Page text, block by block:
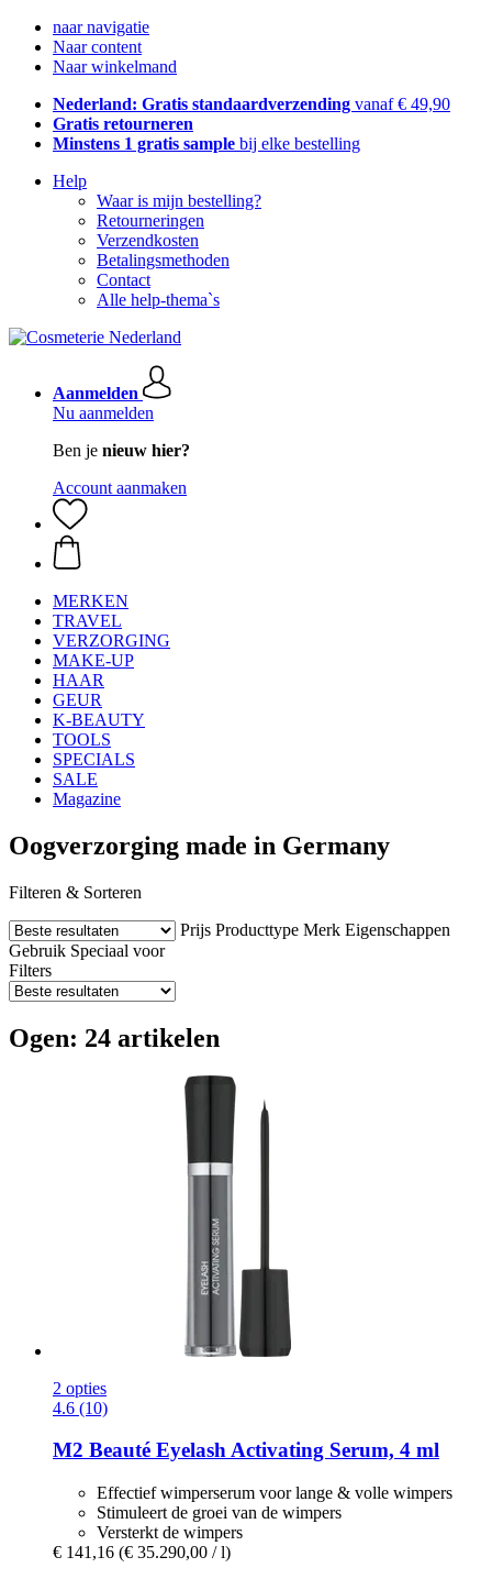
naar navigatie
Naar content
Naar winkelmand
Nederland: Gratis standaardverzending vanaf € 49,90
Gratis retourneren
Minstens 1 gratis sample bij elke bestelling
Help
Waar is mijn bestelling?
Retourneringen
Verzendkosten
Betalingsmethoden
Contact
Alle help-thema`s
Aanmelden
Nu aanmelden
Ben je nieuw hier?
Account aanmaken
MERKEN
TRAVEL
VERZORGING
MAKE-UP
HAAR
GEUR
K-BEAUTY
TOOLS
SPECIALS
SALE
Magazine
Oogverzorging made in Germany
Filteren & Sorteren
Prijs Producttype Merk Eigenschappen
Gebruik Speciaal voor
Filters
Ogen: 24 artikelen
2 opties
4.6 (10)
M2 Beauté Eyelash Activating Serum, 4 ml
Effectief wimperserum voor lange & volle wimpers
Stimuleert de groei van de wimpers
Versterkt de wimpers
€ 141,16 (€ 35.290,00 / l)